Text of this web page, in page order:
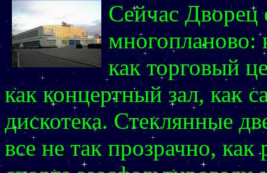
Сейчас Дворец
многопланово:
как торговый
как концертный зал, как
дискотека. Стеклянные
все не так прозрачно,